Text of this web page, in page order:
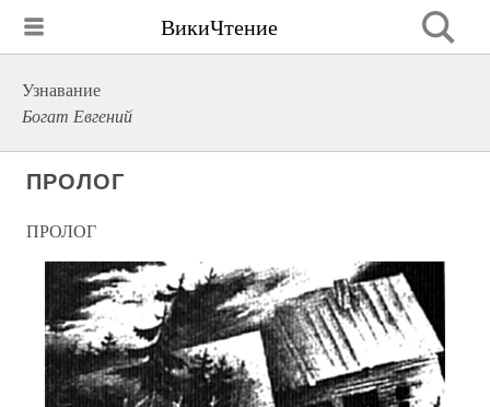
ВикиЧтение
Узнавание
Богат Евгений
ПРОЛОГ
ПРОЛОГ